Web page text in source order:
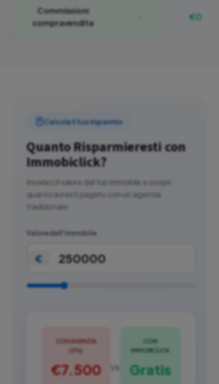
Commissioni
compravendita
€0
Calcola il tuo risparmio
Quanto Risparmieresti con
Immobiclick?
Inserisci il valore del tuo immobile e scopri
quanto avresti pagato con un'agenzia
tradizionale
Valore dell'immobile
€
CON AGENZIA
(3%)
€7.500 VS
CON
IMMOBICLICK
Gratis